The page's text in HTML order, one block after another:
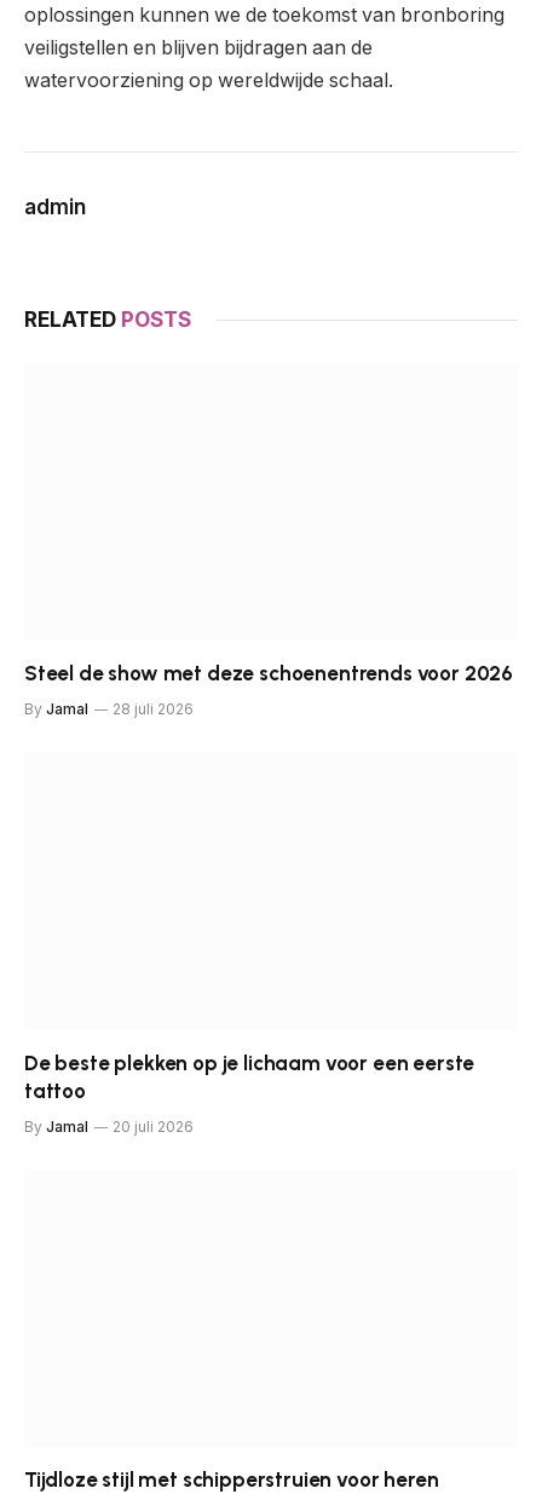
oplossingen kunnen we de toekomst van bronboring
veiligstellen en blijven bijdragen aan de
watervoorziening op wereldwijde schaal.
admin
RELATED POSTS
Steel de show met deze schoenentrends voor 2026
By Jamal 28 juli 2026
De beste plekken op je lichaam voor een eerste
tattoo
By Jamal 20 juli 2026
Tijdloze stijl met schipperstruien voor heren